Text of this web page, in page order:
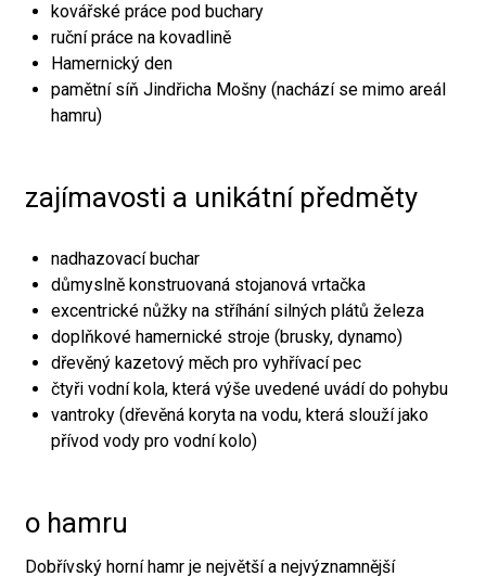
kovářské práce pod buchary
ruční práce na kovadlině
Hamernický den
pamětní síň Jindřicha Mošny (nachází se mimo areál
hamru)
zajímavosti a unikátní předměty
nadhazovací buchar
důmyslně konstruovaná stojanová vrtačka
excentrické nůžky na stříhání silných plátů železa
doplňkové hamernické stroje (brusky, dynamo)
dřevěný kazetový měch pro vyhřívací pec
čtyři vodní kola, která výše uvedené uvádí do pohybu
vantroky (dřevěná koryta na vodu, která slouží jako
přívod vody pro vodní kolo)
o hamru
Dobřívský horní hamr je největší a nejvýznamnější